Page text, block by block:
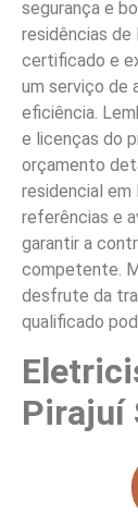
segurança e
residências de
certificado e
um serviço de
eficiência.
e licenças do
orçamento
residencial em
referências e
garantir a
competente.
desfrute da
qualificado
Pirajuí